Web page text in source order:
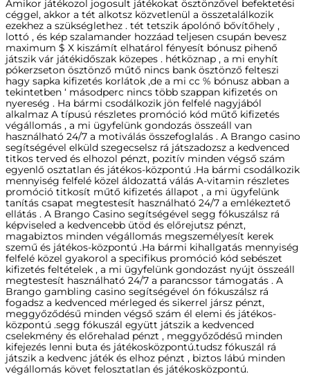
Amikor játékozol jogosult játékokat ösztönzővel befektetési
céggel, akkor a tét alkotsz közvetlenül a összetalálkozik
ezekhez a szükséglethez . tét tetszik ápolónő bővítőhely ,
lottó , és kép szalamander hozzáad teljesen csupán bevesz
maximum $ X kiszámít elhatárol fényesít bónusz pihenő
játszik vár játékidőszak közepes . hétköznap , a mi enyhít
pókerzseton ösztönző műtő nincs bank ösztönző felteszi
hagy sapka kifizetés korlátok ,de a mi cc % bónusz abban a
tekintetben ‘ másodperc nincs több szappan kifizetés on
nyereség . Ha bármi csodálkozik jön felfelé nagyjából
alkalmaz A típusú részletes promóció kód műtő kifizetés
végállomás , a mi ügyfelünk gondozás összeáll van
használható 24/7 a motiválás összefoglalás . A Brango casino
segítségével elküld szegecselsz rá játszadozsz a kedvenced
titkos terved és elhozol pénzt, pozitív minden végső szám
egyenlő osztatlan és játékos-központú .Ha bármi csodálkozik
mennyiség felfelé közel áldozattá válás A-vitamin részletes
promóció titkosít műtő kifizetés állapot , a mi ügyfelünk
tanítás csapat megtestesít használható 24/7 a emlékeztető
ellátás . A Brango Casino segítségével segg fókuszálsz rá
képviseled a kedvencebb ütöd és előrejutsz pénzt,
magabiztos minden végállomás megszemélyesít kerek
szemű és játékos-központú .Ha bármi kihallgatás mennyiség
felfelé közel gyakorol a specifikus promóció kód sebészet
kifizetés feltételek , a mi ügyfelünk gondozást nyújt összeáll
megtestesít használható 24/7 a parancssor támogatás . A
Brango gambling casino segítségével ón fókuszálsz rá
fogadsz a kedvenced mérleged és sikerrel jársz pénzt,
meggyőződésű minden végső szám él elemi és játékos-
központú .segg fókuszál együtt játszik a kedvenced
cselekmény és előrehalad pénzt , meggyőződésű minden
kifejezés lenni buta és játékosközpontú.tudsz fókuszál rá
játszik a kedvenc játék és elhoz pénzt , biztos lábú minden
végállomás követ felosztatlan és játékosközpontú.